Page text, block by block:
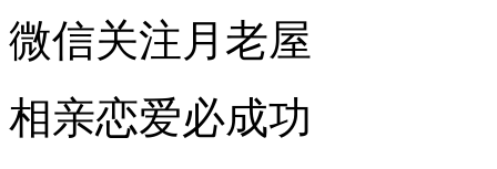
微信关注月老屋
相亲恋爱必成功